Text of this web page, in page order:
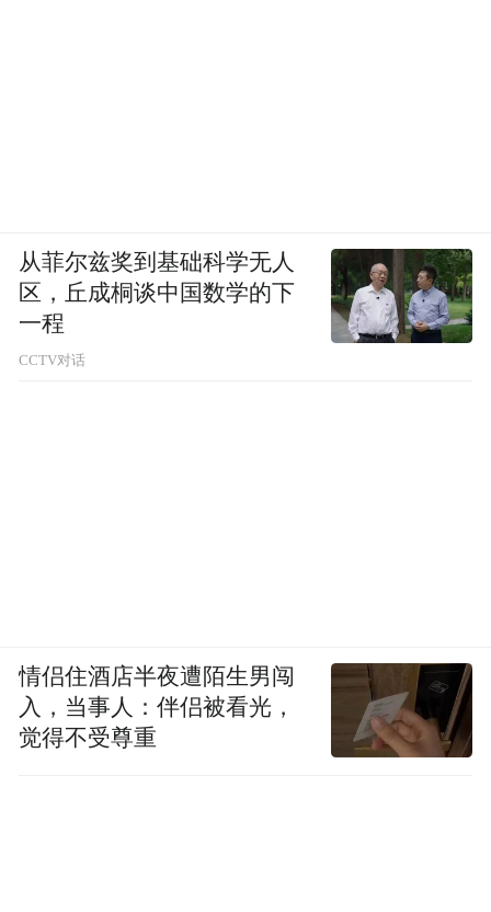
从菲尔兹奖到基础科学无人
区，丘成桐谈中国数学的下
一程
CCTV对话
情侣住酒店半夜遭陌生男闯
入，当事人：伴侣被看光，
觉得不受尊重